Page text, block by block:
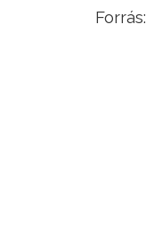
Forrás: